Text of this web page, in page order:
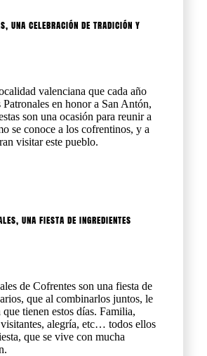
una celebración de tradición y
valenciana que cada año
Patronales en honor a San Antón,
son una ocasión para reunir a
se conoce a los cofrentinos, y a
visitar este pueblo.
una fiesta de ingredientes
de Cofrentes son una fiesta de
que al combinarlos juntos, le
tienen estos días. Familia,
alegría, etc… todos ellos
que se vive con mucha